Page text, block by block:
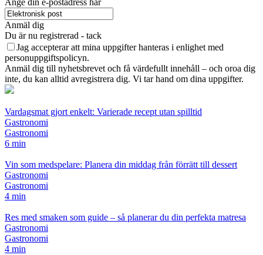
Ange din e-postadress här
Anmäl dig
Du är nu registrerad - tack
Jag accepterar att mina uppgifter hanteras i enlighet med
personuppgiftspolicyn.
Anmäl dig till nyhetsbrevet och få värdefullt innehåll – och oroa dig
inte, du kan alltid avregistrera dig. Vi tar hand om dina uppgifter.
Vardagsmat gjort enkelt: Varierade recept utan spilltid
Gastronomi
Gastronomi
6 min
Vin som medspelare: Planera din middag från förrätt till dessert
Gastronomi
Gastronomi
4 min
Res med smaken som guide – så planerar du din perfekta matresa
Gastronomi
Gastronomi
4 min